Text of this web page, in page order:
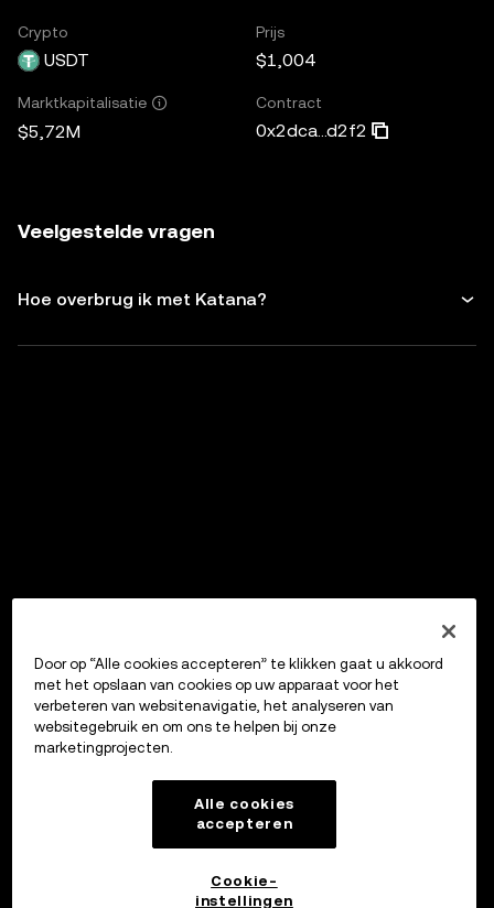
Crypto
USDT
Prijs
$1,004
Marktkapitalisatie
$5,72M
Contract
0x2dca...d2f2
Veelgestelde vragen
Hoe overbrug ik met Katana?
Door op “Alle cookies accepteren” te klikken gaat u akkoord
met het opslaan van cookies op uw apparaat voor het
verbeteren van websitenavigatie, het analyseren van
websitegebruik en om ons te helpen bij onze
marketingprojecten.
Alle cookies
accepteren
Cookie-
instellingen